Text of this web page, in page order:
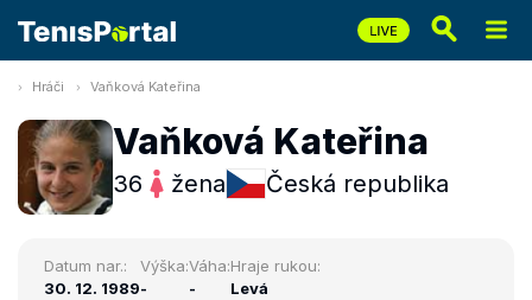
Hráči Vaňková Kateřina
Vaňková Kateřina
36 žena Česká republika
Datum nar.:
30. 12. 1989
Výška:
-
Váha:
-
Hraje rukou:
Levá